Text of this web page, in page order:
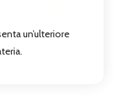
un’ulteriore